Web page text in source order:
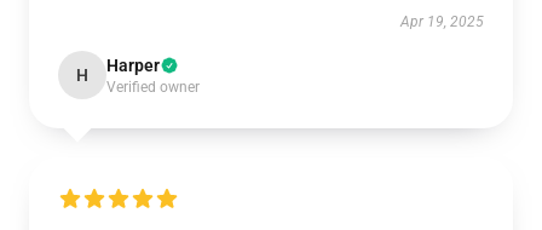
Apr 19, 2025
H Harper
Verified owner